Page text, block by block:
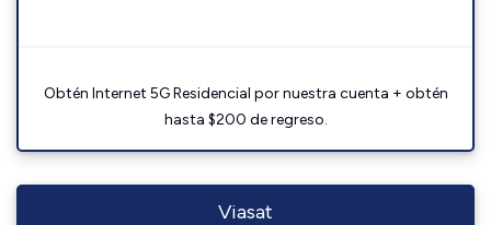
Obtén Internet 5G Residencial por nuestra cuenta + obtén
hasta $200 de regreso.
Viasat